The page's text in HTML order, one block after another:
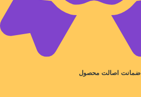
ضمانت اصالت محصول